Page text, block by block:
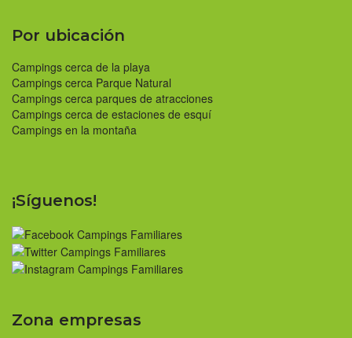
Por ubicación
Campings cerca de la playa
Campings cerca Parque Natural
Campings cerca parques de atracciones
Campings cerca de estaciones de esquí
Campings en la montaña
¡Síguenos!
Zona empresas